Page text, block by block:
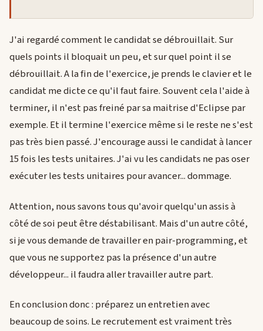
J'ai regardé comment le candidat se débrouillait. Sur
quels points il bloquait un peu, et sur quel point il se
débrouillait. A la fin de l'exercice, je prends le clavier et le
candidat me dicte ce qu'il faut faire. Souvent cela l'aide à
terminer, il n'est pas freiné par sa maitrise d'Eclipse par
exemple. Et il termine l'exercice même si le reste ne s'est
pas très bien passé. J'encourage aussi le candidat à lancer
15 fois les tests unitaires. J'ai vu les candidats ne pas oser
exécuter les tests unitaires pour avancer... dommage.
Attention, nous savons tous qu'avoir quelqu'un assis à
côté de soi peut être déstabilisant. Mais d'un autre côté,
si je vous demande de travailler en pair-programming, et
que vous ne supportez pas la présence d'un autre
développeur... il faudra aller travailler autre part.
En conclusion donc : préparez un entretien avec
beaucoup de soins. Le recrutement est vraiment très